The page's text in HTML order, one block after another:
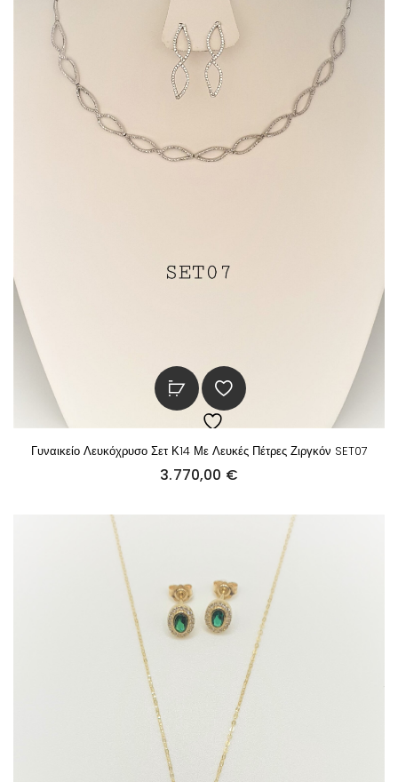
Γυναικείο Λευκόχρυσο Σετ Κ14 Με Λευκές Πέτρες Ζιργκόν SET07
3.770,00 €